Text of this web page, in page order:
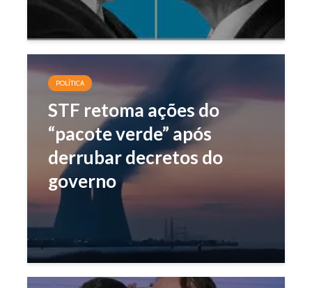
POLÍTICA
STF retoma ações do
“pacote verde” após
derrubar decretos do
governo